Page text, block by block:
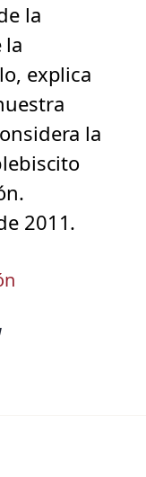
la
la
explica
la
2011.